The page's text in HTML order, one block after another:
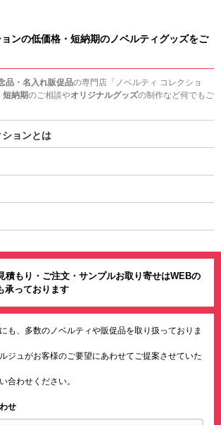
ンの低価格・短納期のノベルティグッズをご
品・名入れ販促品の専門店「ノベルティ コレクショ
短納期のご相談やオリジナルグッズの制作など何でもご
ョンとは
積もり・ご注文・サンプルお取り寄せはWEBの
承っております
も、多数のノベルティや販促品を取り扱っておりま
ジュがお客様のご要望にあわせてご提案させていた
合わせください。
せ